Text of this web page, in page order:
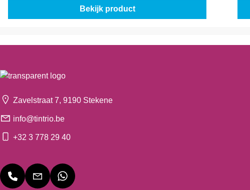
Bekijk product
Zavelstraat 7, 9190 Stekene
info@tintrio.be
+32 3 778 29 40